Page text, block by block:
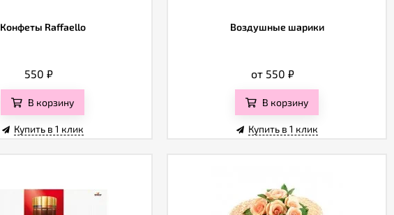
Конфеты Raffaello
550 ₽
В корзину
Купить в 1 клик
Воздушные шарики
от 550 ₽
В корзину
Купить в 1 клик